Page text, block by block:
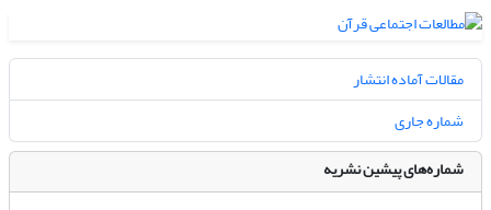
مقالات آماده انتشار
شماره جاری
شماره‌های پیشین نشریه